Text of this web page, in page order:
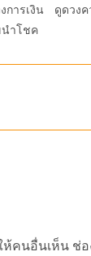
การเงิน
ดูดวง
นำโชค
ห้คนอื่นเห็น ช่